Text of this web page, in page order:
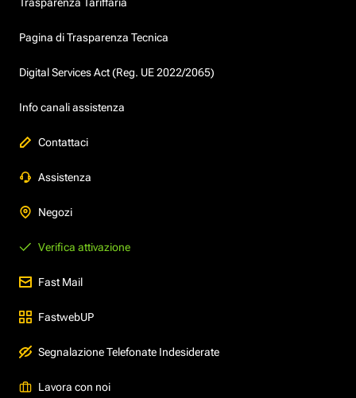
Pagina di Trasparenza Tecnica
Digital Services Act (Reg. UE 2022/2065)
Info canali assistenza
Contattaci
Assistenza
Negozi
Verifica attivazione
Fast Mail
FastwebUP
Segnalazione Telefonate Indesiderate
Lavora con noi